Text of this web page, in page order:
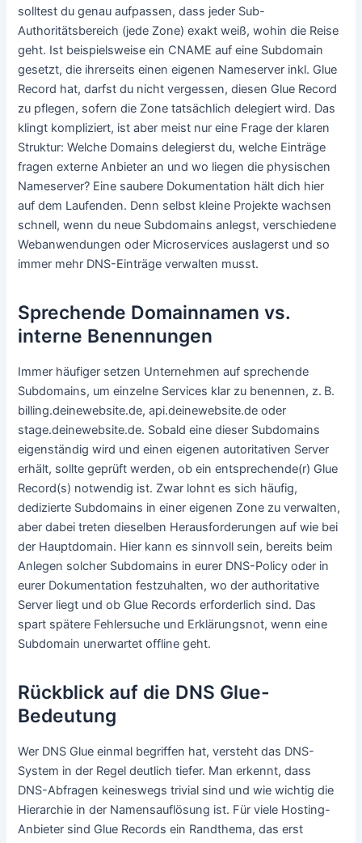
solltest du genau aufpassen, dass jeder Sub-
Authoritätsbereich (jede Zone) exakt weiß, wohin die Reise
geht. Ist beispielsweise ein CNAME auf eine Subdomain
gesetzt, die ihrerseits einen eigenen Nameserver inkl. Glue
Record hat, darfst du nicht vergessen, diesen Glue Record
zu pflegen, sofern die Zone tatsächlich delegiert wird. Das
klingt kompliziert, ist aber meist nur eine Frage der klaren
Struktur: Welche Domains delegierst du, welche Einträge
fra­gen externe Anbieter an und wo liegen die physischen
Nameserver? Eine saubere Dokumentation hält dich hier
auf dem Laufenden. Denn selbst kleine Projekte wachsen
schnell, wenn du neue Subdomains anlegst, verschiedene
Webanwendungen oder Microservices auslagerst und so
immer mehr DNS-Einträge verwalten musst.
Sprechende Domainnamen vs.
interne Benennungen
Immer häufiger setzen Unternehmen auf sprechende
Subdomains, um einzelne Services klar zu benennen, z. B.
billing.deinewebsite.de, api.deinewebsite.de oder
stage.deinewebsite.de. Sobald eine dieser Subdomains
eigenständig wird und einen eigenen autoritativen Server
erhält, sollte geprüft werden, ob ein entsprechende(r) Glue
Record(s) notwendig ist. Zwar lohnt es sich häufig,
dedizierte Subdomains in einer eigenen Zone zu verwalten,
aber dabei treten dieselben Herausforderungen auf wie bei
der Hauptdomain. Hier kann es sinnvoll sein, bereits beim
Anlegen solcher Subdomains in eurer DNS-Policy oder in
eurer Dokumentation festzuhalten, wo der authoritative
Server liegt und ob Glue Records erforderlich sind. Das
spart spätere Fehlersuche und Erklärungsnot, wenn eine
Subdomain unerwartet offline geht.
Rückblick auf die DNS Glue-
Bedeutung
Wer DNS Glue einmal begriffen hat, versteht das DNS-
System in der Regel deutlich tiefer. Man erkennt, dass
DNS-Abfragen keineswegs trivial sind und wie wichtig die
Hierarchie in der Namensauflösung ist. Für viele Hosting-
Anbieter sind Glue Records ein Randthema, das erst